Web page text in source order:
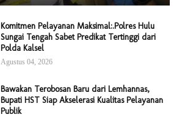
Komitmen Pelayanan Maksimal:.Polres Hulu
Sungai Tengah Sabet Predikat Tertinggi dari
Polda Kalsel
Agustus 04, 2026
Bawakan Terobosan Baru dari Lemhannas,
Bupati HST Siap Akselerasi Kualitas Pelayanan
Publik